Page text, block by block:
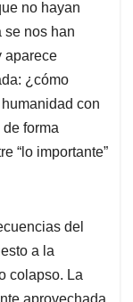
no hayan
se nos han
aparece
¿cómo
con
forma
“lo importante”
del
a la
colapso. La
aprovechada